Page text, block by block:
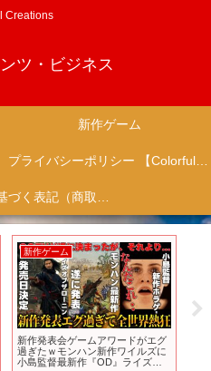
Creations
ツ・ビジネス
新作ゲーム
プライバシーポリシー 【Colorful Creation】
特定商取引法に基づく表記（商取引に関する開示）
新作ゲーム
新作発表会ゲームアワードがエグ
過ぎたｗモンハン新作ワイルズに
小島監督最新作『OD』ライズオ